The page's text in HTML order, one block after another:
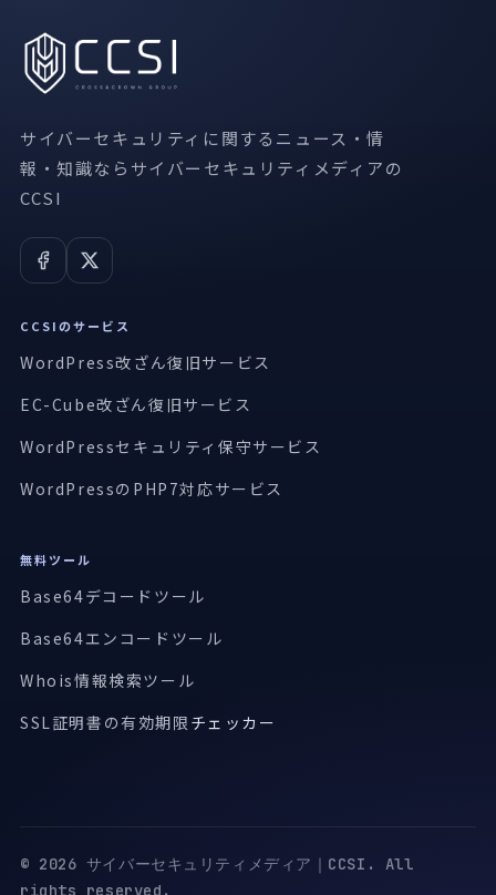
サイバーセキュリティに関するニュース・情
報・知識ならサイバーセキュリティメディアの
CCSI
CCSIのサービス
WordPress改ざん復旧サービス
EC-Cube改ざん復旧サービス
WordPressセキュリティ保守サービス
WordPressのPHP7対応サービス
無料ツール
Base64デコードツール
Base64エンコードツール
Whois情報検索ツール
SSL証明書の有効期限 チェッカー
© 2026 サイバーセキュリティメディア｜CCSI. All
rights reserved.